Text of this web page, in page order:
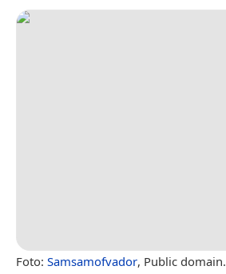
Foto: Samsamofvador, Public domain.